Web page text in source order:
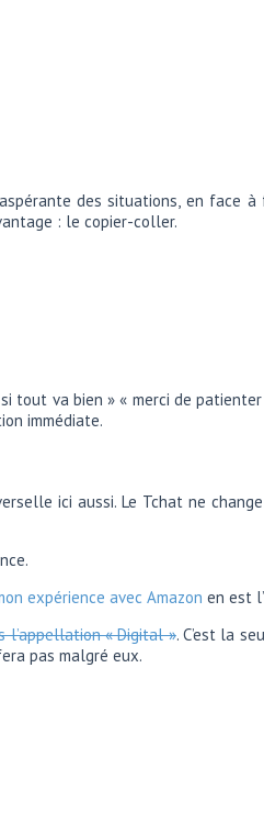
des situations, en face
: le copier-coller.
va bien » « merci de patienter
immédiate.
ici aussi. Le Tchat ne
expérience avec Amazon en est
l’appellation « Digital ». C’est la
pas malgré eux.